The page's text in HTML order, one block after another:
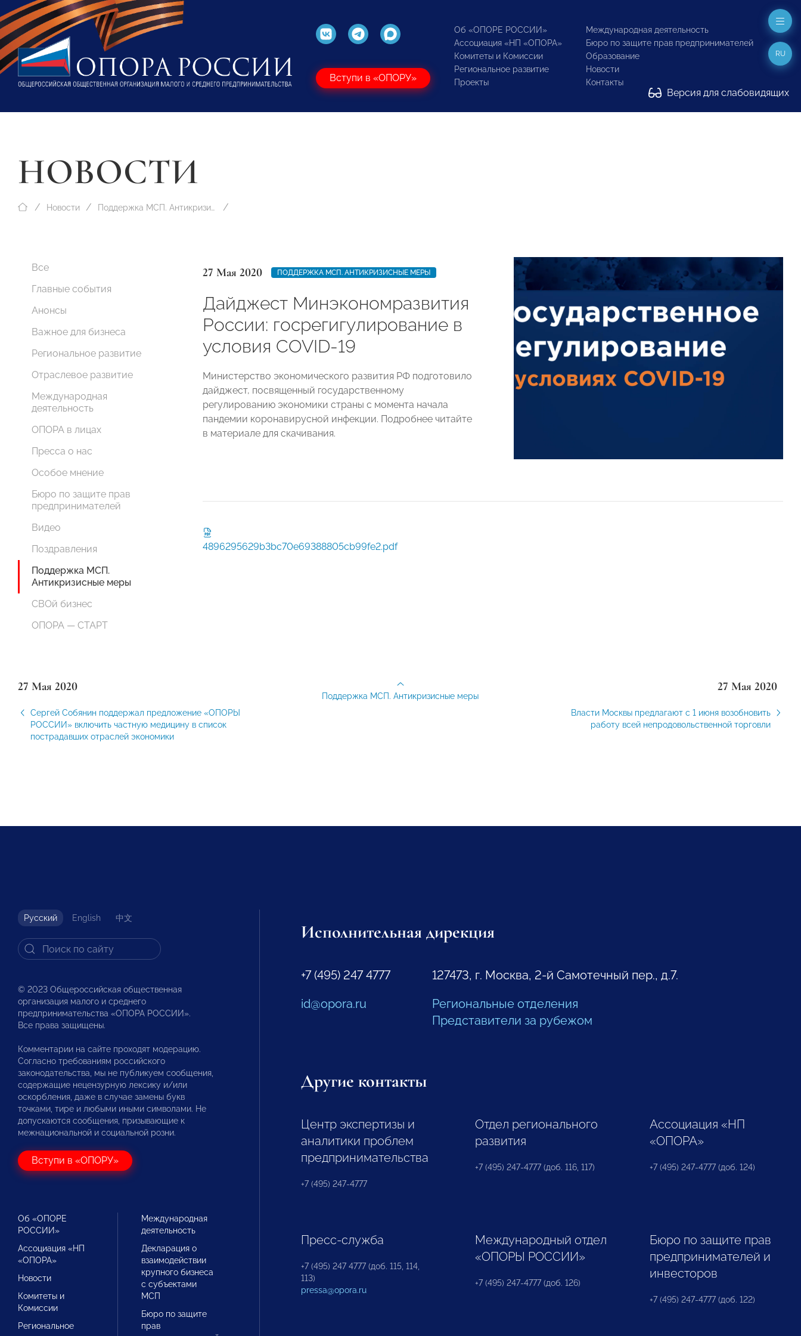
Вступи в «ОПОРУ»
Об «ОПОРЕ РОССИИ»
Ассоциация «НП «ОПОРА»
Комитеты и Комиссии
Региональное развитие
Проекты
Международная деятельность
Бюро по защите прав предпринимателей
Образование
Новости
Контакты
Версия для слабовидящих
RU
НОВОСТИ
Новости Поддержка МСП. Антикризисные меры
Все
Главные события
Анонсы
Важное для бизнеса
Региональное развитие
Отраслевое развитие
Международная
деятельность
ОПОРА в лицах
Пресса о нас
Особое мнение
Бюро по защите прав
предпринимателей
Видео
Поздравления
Поддержка МСП.
Антикризисные меры
СВОй бизнес
ОПОРА — СТАРТ
27 Мая 2020 ПОДДЕРЖКА МСП. АНТИКРИЗИСНЫЕ МЕРЫ
Дайджест Минэкономразвития
России: госрегигулирование в
условия COVID-19
Министерство экономического развития РФ подготовило
дайджест, посвященный государственному
регулированию экономики страны с момента начала
пандемии коронавирусной инфекции. Подробнее читайте
в материале для скачивания.
4896295629b3bc70e69388805cb99fe2.pdf
27 Мая 2020
Сергей Собянин поддержал предложение «ОПОРЫ
РОССИИ» включить частную медицину в список
пострадавших отраслей экономики
27 Мая 2020
Власти Москвы предлагают с 1 июня возобновить
работу всей непродовольственной торговли
Поддержка МСП. Антикризисные меры
Русский English 中文
© 2023 Общероссийская общественная
организация малого и среднего
предпринимательства «ОПОРА РОССИИ».
Все права защищены.
Комментарии на сайте проходят модерацию.
Согласно требованиям российского
законодательства, мы не публикуем сообщения,
содержащие нецензурную лексику и/или
оскорбления, даже в случае замены букв
точками, тире и любыми иными символами. Не
допускаются сообщения, призывающие к
межнациональной и социальной розни.
Вступи в «ОПОРУ»
Об «ОПОРЕ
РОССИИ»
Ассоциация «НП
«ОПОРА»
Новости
Комитеты и
Комиссии
Региональное
Международная
деятельность
Декларация о
взаимодействии
крупного бизнеса
с субъектами
МСП
Бюро по защите
прав
Исполнительная дирекция
+7 (495) 247 4777
id@opora.ru
127473, г. Москва, 2-й Самотечный пер., д.7.
Региональные отделения
Представители за рубежом
Другие контакты
Центр экспертизы и
аналитики проблем
предпринимательства
+7 (495) 247-4777
Отдел регионального
развития
+7 (495) 247-4777 (доб. 116, 117)
Ассоциация «НП
«ОПОРА»
+7 (495) 247-4777 (доб. 124)
Пресс-служба
+7 (495) 247 4777 (доб. 115, 114,
113)
pressa@opora.ru
Международный отдел
«ОПОРЫ РОССИИ»
+7 (495) 247-4777 (доб. 126)
Бюро по защите прав
предпринимателей и
инвесторов
+7 (495) 247-4777 (доб. 122)